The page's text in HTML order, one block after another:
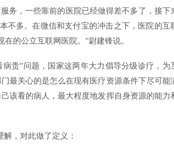
务，一些靠前的医院已经做得差不多了，接下
不多。在微信和支付宝的冲击之下，医院的互
的公立互联网医院。”尉建锋说。
贵”问题，国家这两年大力倡导分级诊疗，为
最关心的是怎么在现有医疗资源条件下尽可能
该看的病人，最大程度地发挥自身资源的能力
解，对此做了定义：